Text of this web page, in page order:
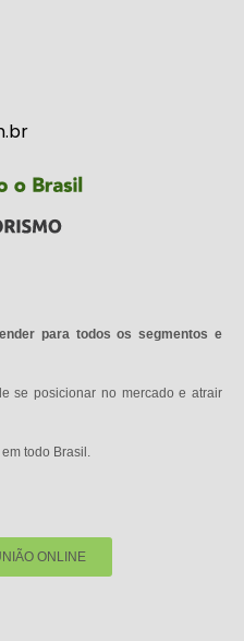
para todos os segmentos e
se posicionar no mercado e atrair
todo Brasil.
ONLINE